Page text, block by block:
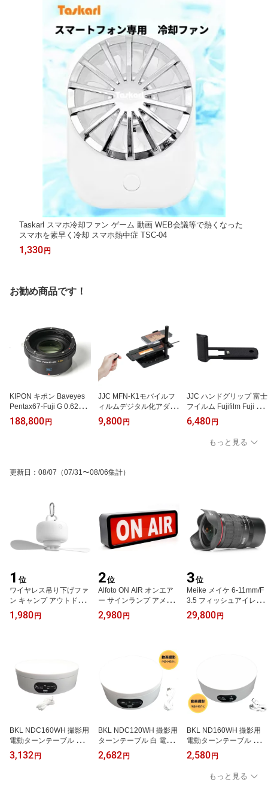
Taskarl スマホ冷却ファン ゲーム 動画 WEB会議等で熱くなった
スマホを素早く冷却 スマホ熱中症 TSC-04
1,330円
お勧め商品です！
KIPON キポン Baveyes
Pentax67-Fuji G 0.62x 焦
点距離縮小アダプター
188,800円
JJC MFN-K1モバイルフ
ィルムデジタル化アダプ
ター 35mm/120フィルム
11段調光可能 ネガをデ
9,800円
JJC ハンドグリップ 富士
フイルム Fujifilm Fuji X1
00VI HG-X100VI BK
6,480円
もっと見る
更新日 ： 08/07 （07/31〜08/06集計）
1 位
ワイヤレス吊り下げファ
ン キャンプ アウトドア
に！シーリングファン 天
井 扇風機 Taskarl 新東京
1,980円
2位
Alfoto ON AIR オンエア
ー サインランプ アメリ
カンラウンジ インテリア
等で
2,980円
3位
Meike メイケ 6-11mm/F
3.5 フィッシュアイレン
ズ MF マイクロフォーサ
ーズマウント M4/3
29,800円
BKL NDC160WH 撮影用
電動ターンテーブル 白
天盤色替えボード付き
（5色) フィギュア撮影
3,132円
BKL NDC120WH 撮影用
ターンテーブル 白 電動
ターンテーブル フィギュ
ア撮影 ディスプレイ展示
2,682円
BKL ND160WH 撮影用
電動ターンテーブル 白
天盤色替えボード付き
（5色) フィギュア撮影
ディスプレイ展示など 耐
荷重2kg
2,580円
もっと見る